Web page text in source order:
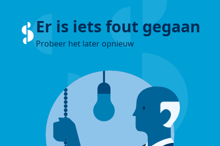
Er is iets fout gegaan
Probeer het later opnieuw